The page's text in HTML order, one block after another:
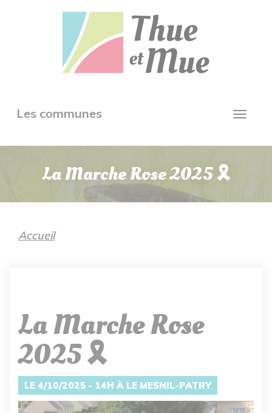
Toggle
Les communes
La Marche Rose 2025 🎗️
Accueil
La Marche Rose
2025 🎗️
LE 4/10/2025 - 14H À LE MESNIL-PATRY
Panneau de gestion des cookies